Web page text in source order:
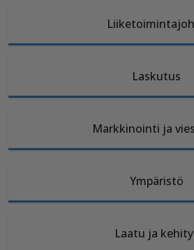
Laskutus
Markkinointi ja
Ympäristö
Laatu ja